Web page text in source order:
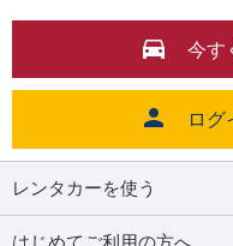
今す
ログ
レンタカーを使う
はじめてご利用の方へ